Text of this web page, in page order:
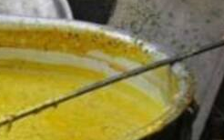
उस दंपति ने कभी नहीं
पकाई जा रही सब्जी के खौलते